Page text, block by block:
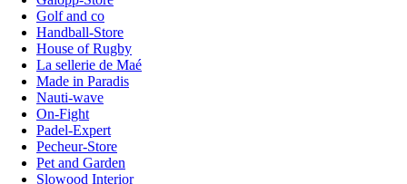
Golf and co
Handball-Store
House of Rugby
La sellerie de Maé
Made in Paradis
Nauti-wave
On-Fight
Padel-Expert
Pecheur-Store
Pet and Garden
Slowood Interior